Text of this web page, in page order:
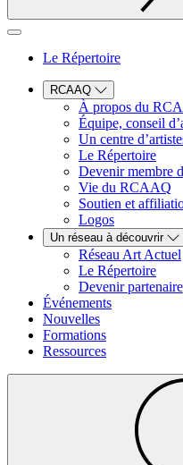
Le Répertoire
RCAAQ
À propos du
Équipe, conseil
Un centre
Le Répertoire
Devenir membre
Vie du RCAAQ
Soutien et
Logos
Un réseau à découvrir
Réseau Art Actuel
Le Répertoire
Devenir partenaire
Événements
Nouvelles
Formations
Ressources